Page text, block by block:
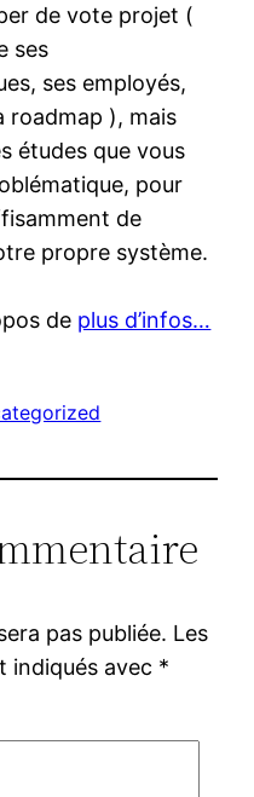
de vote projet (
ses
ses employés,
roadmap ), mais
études que vous
pour
de
propre système.
de plus d’infos…
pas publiée. Les
indiqués avec *